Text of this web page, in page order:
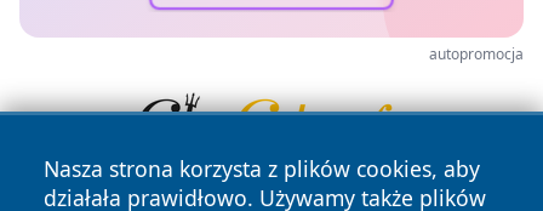
autopromocja
Nasza strona korzysta z plików cookies, aby
działała prawidłowo. Używamy także plików